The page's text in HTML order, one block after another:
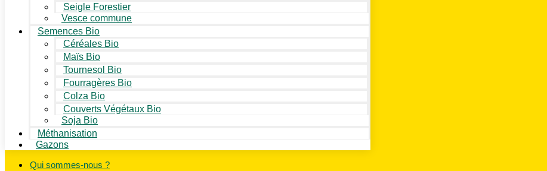
Seigle Forestier
Vesce commune
Semences Bio
Céréales Bio
Maïs Bio
Tournesol Bio
Fourragères Bio
Colza Bio
Couverts Végétaux Bio
Soja Bio
Méthanisation
Gazons
Qui sommes-nous ?